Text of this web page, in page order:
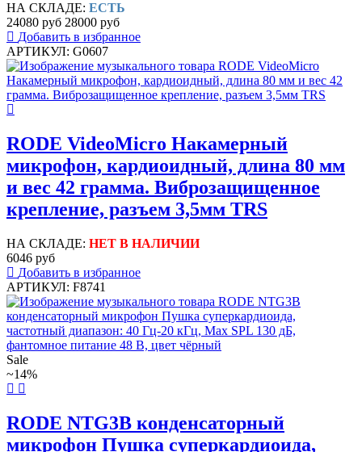
НА СКЛАДЕ: ЕСТЬ
24080 руб 28000 руб
Добавить в избранное
АРТИКУЛ: G0607
RODE VideoMicro Накамерный
микрофон, кардиоидный, длина 80 мм
и вес 42 грамма. Виброзащищенное
крепление, разъем 3,5мм TRS
НА СКЛАДЕ: НЕТ В НАЛИЧИИ
6046 руб
Добавить в избранное
АРТИКУЛ: F8741
Sale
~14%
RODE NTG3B конденсаторный
микрофон Пушка суперкардиоида,